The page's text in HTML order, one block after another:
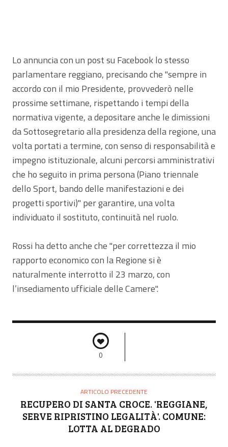
Lo annuncia con un post su Facebook lo stesso
parlamentare reggiano, precisando che "sempre in
accordo con il mio Presidente, provvederò nelle
prossime settimane, rispettando i tempi della
normativa vigente, a depositare anche le dimissioni
da Sottosegretario alla presidenza della regione, una
volta portati a termine, con senso di responsabilità e
impegno istituzionale, alcuni percorsi amministrativi
che ho seguito in prima persona (Piano triennale
dello Sport, bando delle manifestazioni e dei
progetti sportivi)" per garantire, una volta
individuato il sostituto, continuità nel ruolo.
Rossi ha detto anche che "per correttezza il mio
rapporto economico con la Regione si è
naturalmente interrotto il 23 marzo, con
l’insediamento ufficiale delle Camere".
0
ARTICOLO PRECEDENTE
RECUPERO DI SANTA CROCE. 'REGGIANE,
SERVE RIPRISTINO LEGALITÀ'. COMUNE:
LOTTA AL DEGRADO